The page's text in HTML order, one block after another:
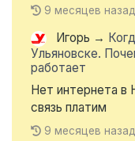
9 месяцев назад
Игорь →
Ульяновске.
работает
Нет интернета в
связь платим
9 месяцев назад